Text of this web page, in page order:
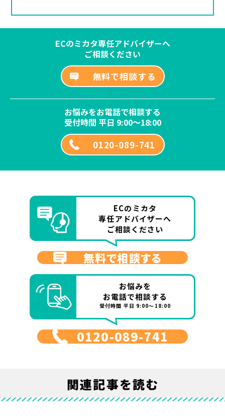
ECのミカタ専任アドバイザーへ
ご相談ください
無料で相談する
お悩みをお電話で相談する
受付時間 平日 9:00～18:00
0120-089-741
ECのミカタ
専任アドバイザーへ
ご相談ください
無料で相談する
お悩みを
お電話で相談する
受付時間 平日 9:00～18:00
0120-089-741
関連記事を読む